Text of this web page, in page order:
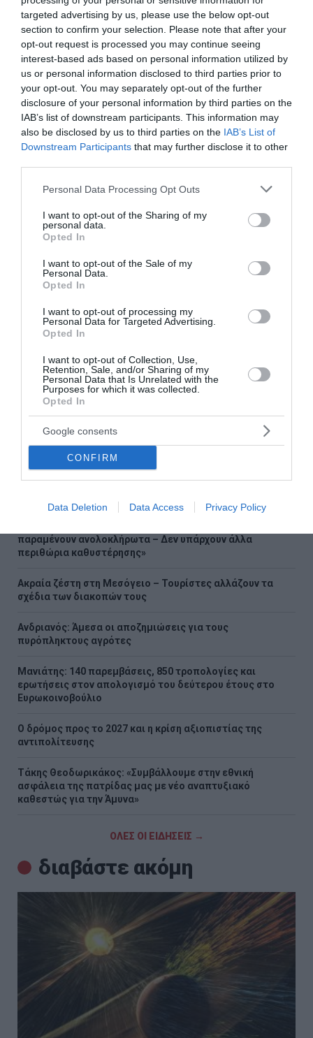
targeted advertising by us, please use the below opt-out
section to confirm your selection. Please note that after your
opt-out request is processed you may continue seeing
interest-based ads based on personal information utilized by
us or personal information disclosed to third parties prior to
your opt-out. You may separately opt-out of the further
disclosure of your personal information by third parties on the
IAB’s list of downstream participants. This information may
also be disclosed by us to third parties on the IAB’s List of
Downstream Participants that may further disclose it to other
Please note that this website/app uses one or more Google
not limited to your visit or usage behaviour. You may click to
grant or deny consent to Google and its third-party tags to
use your data for below specified purposes in below Google
consent section.
Personal Data Processing Opt Outs
I want to opt-out of the Sharing of my
personal data.
Opted In
I want to opt-out of the Sale of my
Personal Data.
Opted In
I want to opt-out of processing my
Personal Data for Targeted Advertising.
Opted In
I want to opt-out of Collection, Use,
Retention, Sale, and/or Sharing of my
Personal Data that Is Unrelated with the
Purposes for which it was collected.
Opted In
Google consents
CONFIRM
Data Deletion Data Access Privacy Policy
περιβάλλον όπου τα συστήματα AI λειτουργούν ως
μεσάζοντες.
Το αστρικό σμήνος που φωτογράφισε το
«Hubble»
Φάρσαλα: Έριξαν λουλούδια στη Γωγώ Τσαμπά με
φορτωτή
O κροκόδειλος έσπερνε τον τρόμο πριν τους
δεινοσαύρους
στο Google News
και μάθετε πρώτοι όλες τις
Ροή ειδήσεων
μητέρα και γιο
ΠΑΣΟΚ: Βάφτισαν "επιτυχία" τη μεταφορά του
λογαριασμού της ρήτρας διαφυγής στους πολίτες
Η πρώην αρραβωνιαστικιά του Ντόντσιτς διεκδικεί,
«Σαφάρι» ελέγχων στις παραλίες: 1.500 αυτοψίες, drones
παραμένουν ανολοκλήρωτα – Δεν υπάρχουν άλλα
περιθώρια καθυστέρησης»
Ακραία ζέστη στη Μεσόγειο – Τουρίστες αλλάζουν τα
σχέδια των διακοπών τους
Ανδριανός: Άμεσα οι αποζημιώσεις για τους
πυρόπληκτους αγρότες
Μανιάτης: 140 παρεμβάσεις, 850 τροπολογίες και
ερωτήσεις στον απολογισμό του δεύτερου έτους στο
Ευρωκοινοβούλιο
Ο δρόμος προς το 2027 και η κρίση αξιοπιστίας της
αντιπολίτευσης
Τάκης Θεοδωρικάκος: «Συμβάλλουμε στην εθνική
ασφάλεια της πατρίδας μας με νέο αναπτυξιακό
καθεστώς για την Άμυνα»
ΟΛΕΣ ΟΙ ΕΙΔΗΣΕΙΣ →
διαβάστε ακόμη